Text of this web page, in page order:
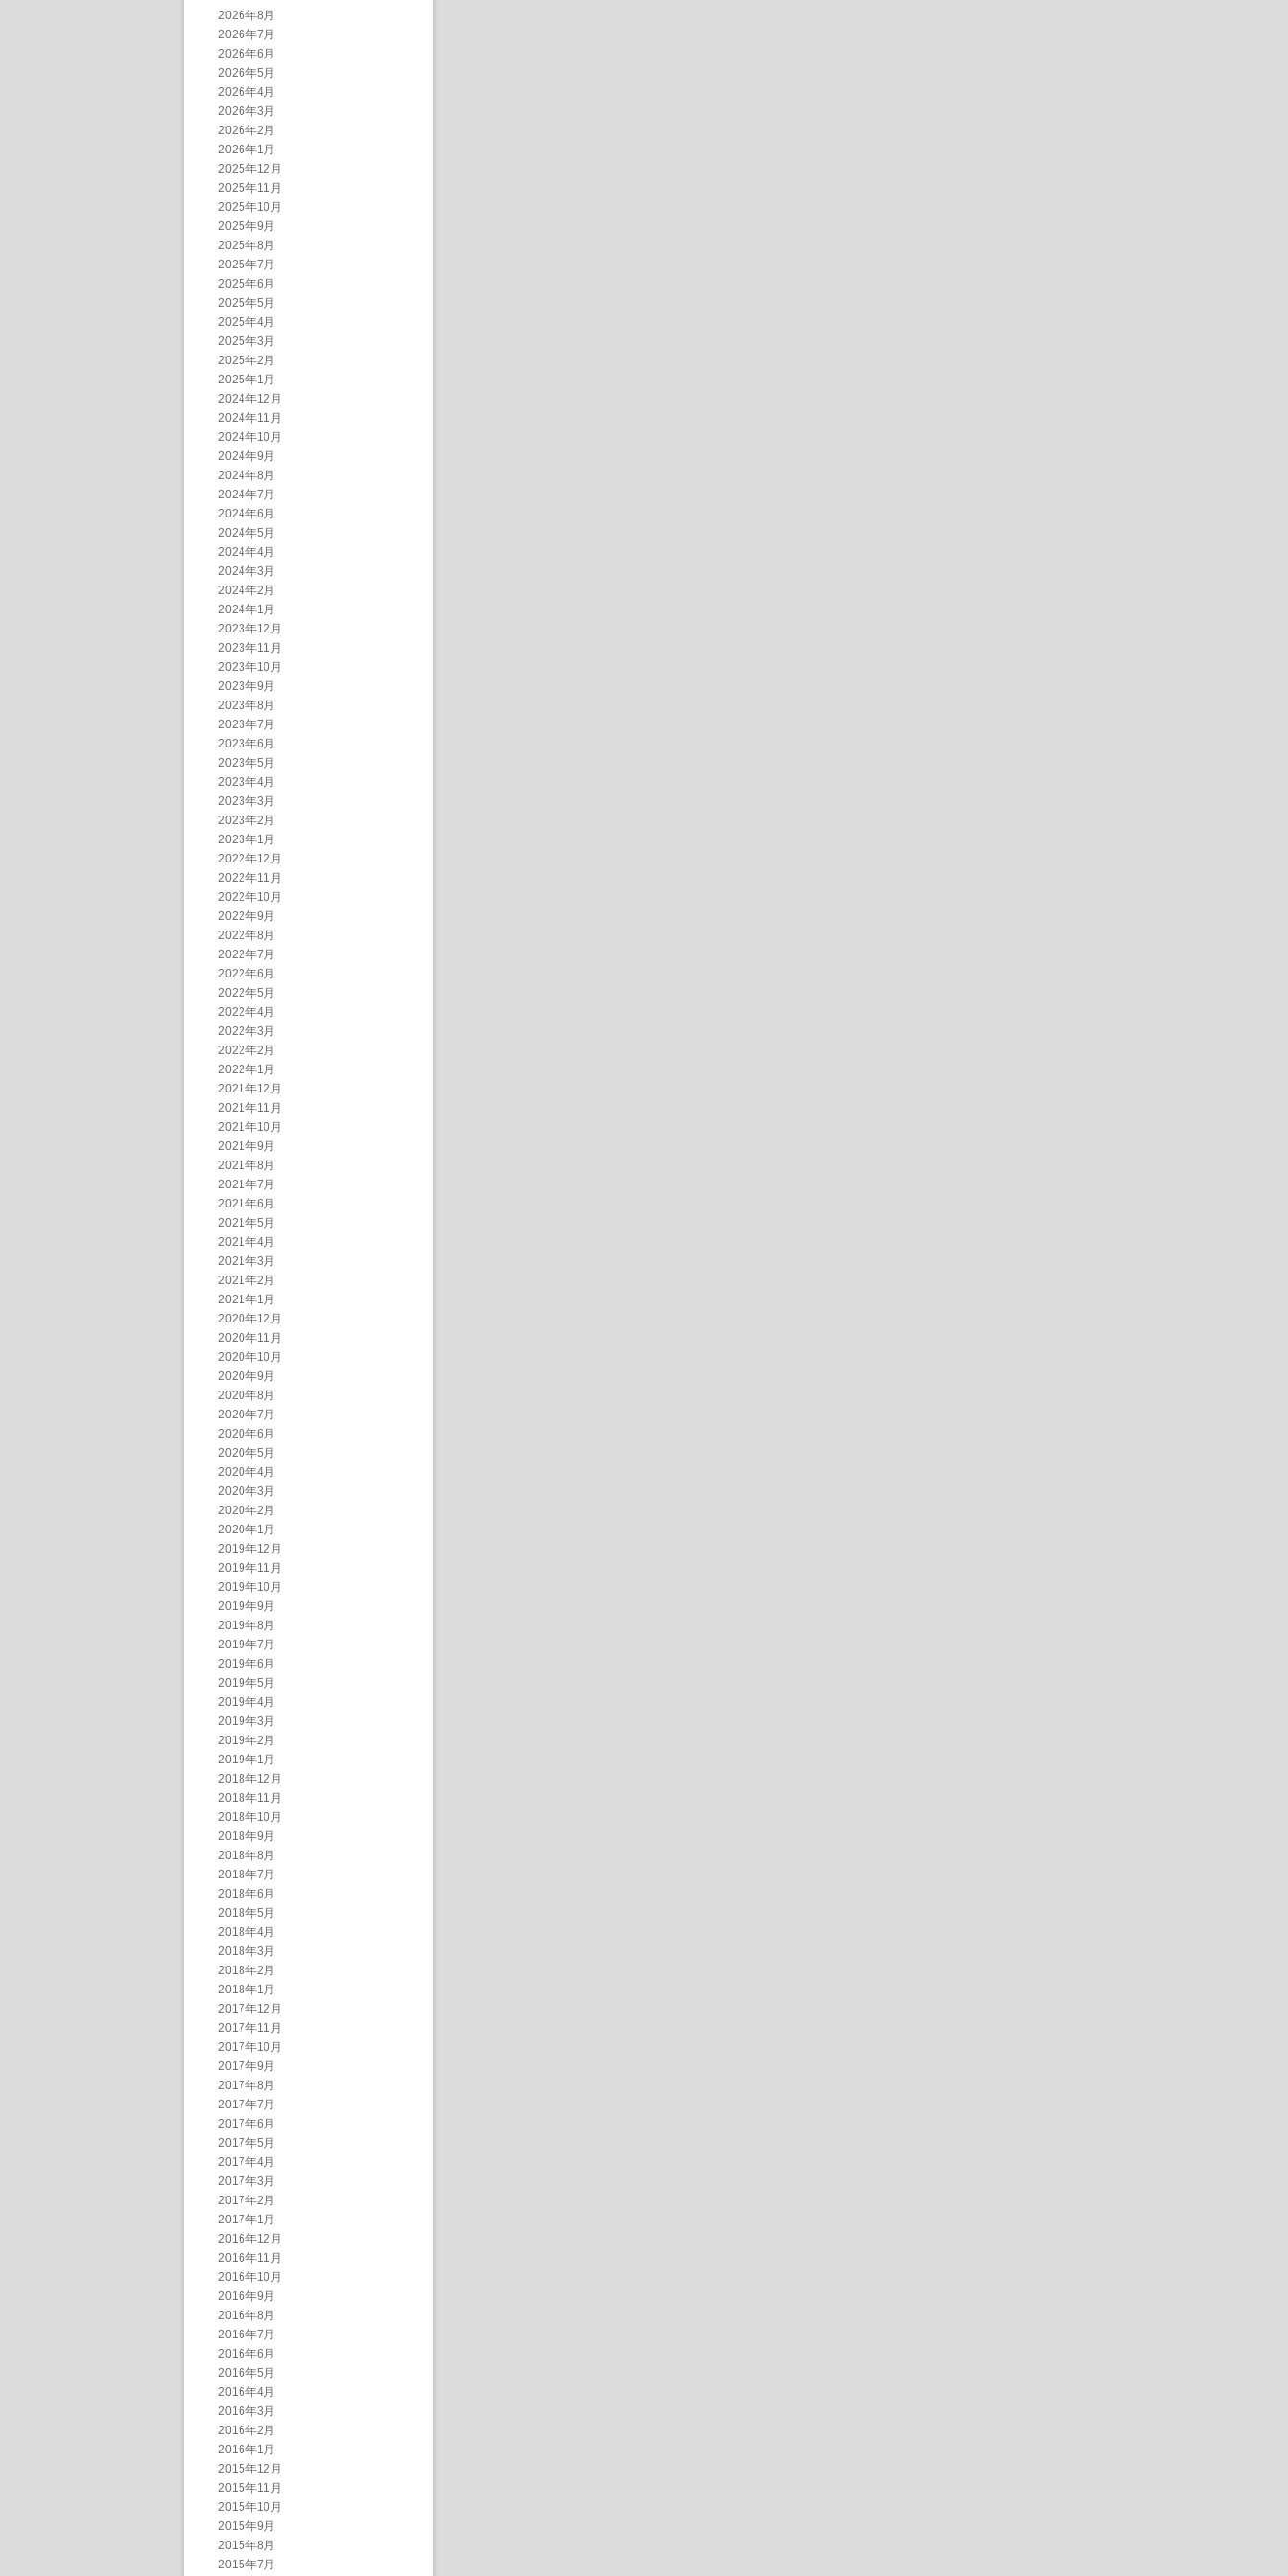
2026年8月
2026年7月
2026年6月
2026年5月
2026年4月
2026年3月
2026年2月
2026年1月
2025年12月
2025年11月
2025年10月
2025年9月
2025年8月
2025年7月
2025年6月
2025年5月
2025年4月
2025年3月
2025年2月
2025年1月
2024年12月
2024年11月
2024年10月
2024年9月
2024年8月
2024年7月
2024年6月
2024年5月
2024年4月
2024年3月
2024年2月
2024年1月
2023年12月
2023年11月
2023年10月
2023年9月
2023年8月
2023年7月
2023年6月
2023年5月
2023年4月
2023年3月
2023年2月
2023年1月
2022年12月
2022年11月
2022年10月
2022年9月
2022年8月
2022年7月
2022年6月
2022年5月
2022年4月
2022年3月
2022年2月
2022年1月
2021年12月
2021年11月
2021年10月
2021年9月
2021年8月
2021年7月
2021年6月
2021年5月
2021年4月
2021年3月
2021年2月
2021年1月
2020年12月
2020年11月
2020年10月
2020年9月
2020年8月
2020年7月
2020年6月
2020年5月
2020年4月
2020年3月
2020年2月
2020年1月
2019年12月
2019年11月
2019年10月
2019年9月
2019年8月
2019年7月
2019年6月
2019年5月
2019年4月
2019年3月
2019年2月
2019年1月
2018年12月
2018年11月
2018年10月
2018年9月
2018年8月
2018年7月
2018年6月
2018年5月
2018年4月
2018年3月
2018年2月
2018年1月
2017年12月
2017年11月
2017年10月
2017年9月
2017年8月
2017年7月
2017年6月
2017年5月
2017年4月
2017年3月
2017年2月
2017年1月
2016年12月
2016年11月
2016年10月
2016年9月
2016年8月
2016年7月
2016年6月
2016年5月
2016年4月
2016年3月
2016年2月
2016年1月
2015年12月
2015年11月
2015年10月
2015年9月
2015年8月
2015年7月